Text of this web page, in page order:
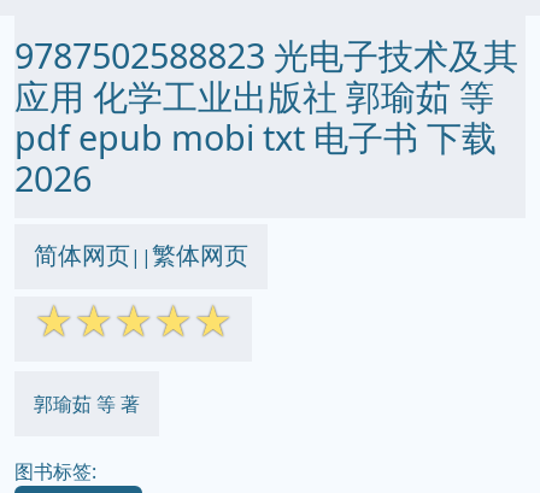
9787502588823 光电子技术及其
应用 化学工业出版社 郭瑜茹 等
pdf epub mobi txt 电子书 下载
2026
简体网页||繁体网页
☆☆☆☆☆
郭瑜茹 等 著
图书标签: